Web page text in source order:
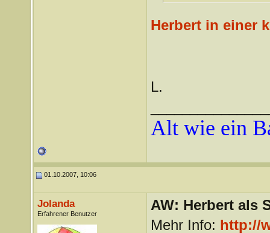
Herbert in einer
L.
Alt wie ein
01.10.2007, 10:06
Jolanda
Erfahrener Benutzer
AW: Herbert als
Mehr Info: http://